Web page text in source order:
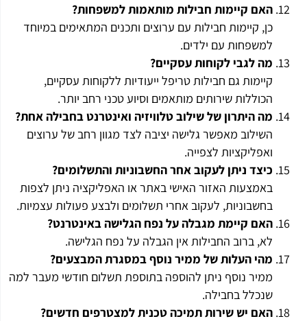
האם קיימות חבילות מותאמות למשפחות?
כן, קיימות חבילות עם ערוצים ותכנים המתאימים במיוחד
למשפחות עם ילדים.
מה לגבי לקוחות עסקיים?
קיימות גם חבילות טריפל ייעודיות ללקוחות עסקיים,
הכוללות שירותים מותאמים וסיוע טכני רחב יותר.
מה היתרון של שילוב טלוויזיה ואינטרנט בחבילה אחת?
השילוב מאפשר גלישה יציבה לצד מגוון רחב של ערוצים
ואפליקציות לצפייה.
כיצד ניתן לעקוב אחר החשבוניות והתשלומים?
באמצעות האזור האישי באתר או האפליקציה ניתן לצפות
בחשבוניות, לעקוב אחרי תשלומים ולבצע פעולות עצמיות.
האם קיימת מגבלה על נפח הגלישה באינטרנט?
לא, ברוב החבילות אין הגבלה על נפח הגלישה.
מהי העלות של ממיר נוסף במסגרת המבצעים?
ממיר נוסף ניתן להוספה בתוספת תשלום חודשי מעבר למה
שנכלל בחבילה.
האם יש שירות תמיכה טכנית למצטרפים חדשים?